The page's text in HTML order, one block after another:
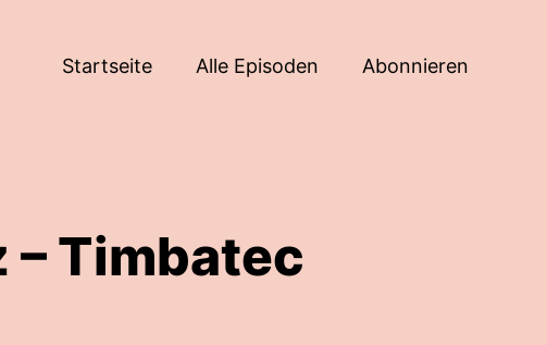
Startseite Alle Episoden Abonnieren
Timbatec